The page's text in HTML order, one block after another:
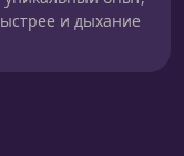
и дыхание